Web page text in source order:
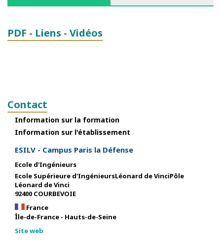
PDF - Liens - Vidéos
Contact
Information sur la formation
Information sur l'établissement
ESILV - Campus Paris la Défense
Ecole d'Ingénieurs
Ecole Supérieure d'IngénieursLéonard de VinciPôle
Léonard de Vinci
92400 COURBEVOIE
France
Île-de-France - Hauts-de-Seine
Site web